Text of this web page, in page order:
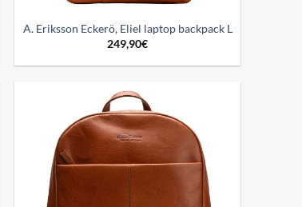
A. Eriksson Eckerö, Eliel laptop backpack L
249,90€
wishlist